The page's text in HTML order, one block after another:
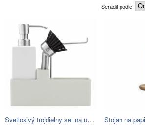
Seřadit podle:
Svetlosivý trojdielny set na umývanie…